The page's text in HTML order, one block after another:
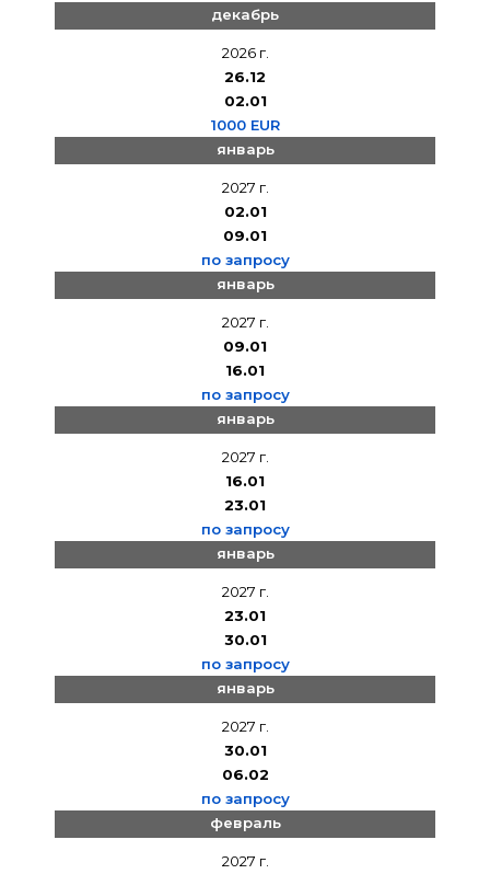
декабрь
2026 г.
26.12
02.01
1000 EUR
январь
2027 г.
02.01
09.01
по запросу
январь
2027 г.
09.01
16.01
по запросу
январь
2027 г.
16.01
23.01
по запросу
январь
2027 г.
23.01
30.01
по запросу
январь
2027 г.
30.01
06.02
по запросу
февраль
2027 г.